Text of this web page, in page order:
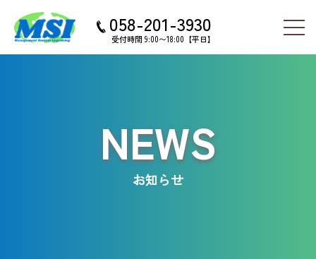
058-201-3930
受付時間 9:00〜18:00【平日】
NEWS
お知らせ